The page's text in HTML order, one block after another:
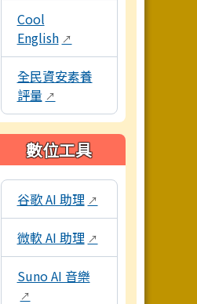
Cool
English ↗
全民資安素養
評量 ↗
數位工具
本區域包含教學工具資源連結，點
谷歌 AI 助理 ↗
微軟 AI 助理 ↗
Suno AI 音樂
↗